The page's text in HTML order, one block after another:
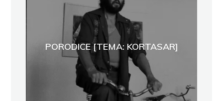
PORODICE [TEMA: KORTASAR]